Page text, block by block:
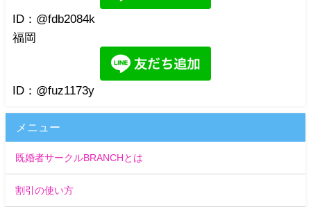
ID：@fdb2084k
福岡
ID：@fuz1173y
メニュー
既婚者サークルBRANCHとは
割引の使い方